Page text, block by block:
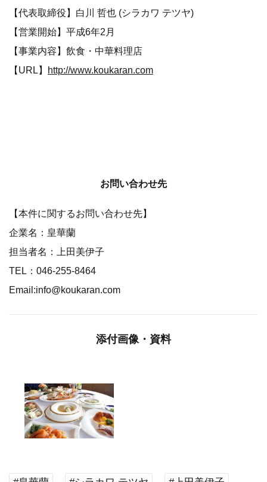
【代表取締役】白川 哲也 (シラカワ テツヤ)
【営業開始】平成6年2月
【事業内容】飲食・中華料理店
【URL】
http://www.koukaran.com
お問い合わせ先
【本件に関するお問い合わせ先】
企業名：皇華蘭
担当者名：上田美伊子
TEL：046-255-8464
Email:info@koukaran.com
添付画像・資料